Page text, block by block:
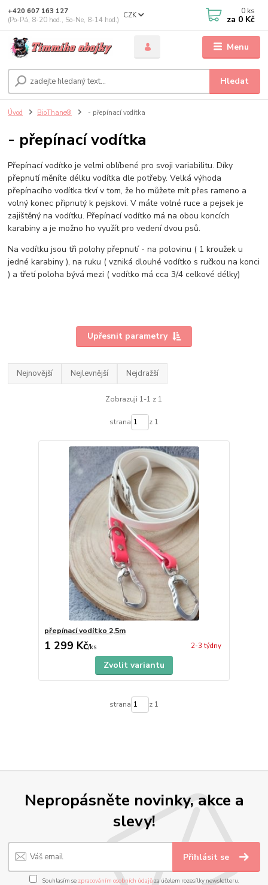
Menu
CZK
Hledat
+420 607 163 127
(Po-Pá, 8-20 hod., So-Ne, 8-14 hod.)
0 ks
za 0 Kč
Úvod BioThane® - přepínací vodítka
- přepínací vodítka
Přepínací vodítko je velmi oblíbené pro svoji variabilitu. Díky
přepnutí měníte délku vodítka dle potřeby. Velká výhoda
přepínacího vodítka tkví v tom, že ho můžete mít přes rameno a
volný konec připnutý k pejskovi. V máte volné ruce a pejsek je
zajištěný na vodítku. Přepínací vodítko má na obou koncích
karabiny a je možno ho využít pro vedení dvou psů.
Na vodítku jsou tři polohy přepnutí - na polovinu ( 1 kroužek u
jedné karabiny ), na ruku ( vzniká dlouhé vodítko s ručkou na konci
) a třetí poloha bývá mezi ( vodítko má cca 3/4 celkové délky)
Upřesnit parametry
Nejnovější Nejlevnější Nejdražší
Zobrazuji 1-1 z 1
strana z 1
přepínací vodítko 2,5m
1 299 Kč/ks 2-3 týdny
Zvolit variantu
strana z 1
Nepropásněte novinky, akce a
slevy!
Přihlásit se
Souhlasím se zpracováním osobních údajůza účelem rozesílky newsletteru.